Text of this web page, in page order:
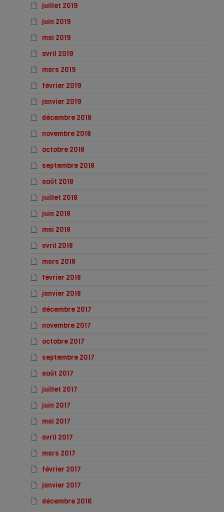
juillet 2019
juin 2019
mai 2019
avril 2019
mars 2019
février 2019
janvier 2019
décembre 2018
novembre 2018
octobre 2018
septembre 2018
août 2018
juillet 2018
juin 2018
mai 2018
avril 2018
mars 2018
février 2018
janvier 2018
décembre 2017
novembre 2017
octobre 2017
septembre 2017
août 2017
juillet 2017
juin 2017
mai 2017
avril 2017
mars 2017
février 2017
janvier 2017
décembre 2016